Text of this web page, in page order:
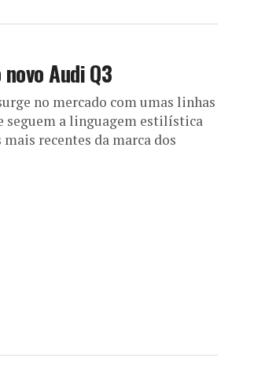
Audi Q3
no mercado com umas linhas
seguem a linguagem estilística
recentes da marca dos